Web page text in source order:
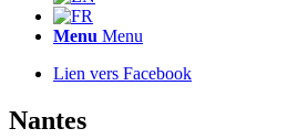
Menu Menu
Lien vers Facebook
Nantes